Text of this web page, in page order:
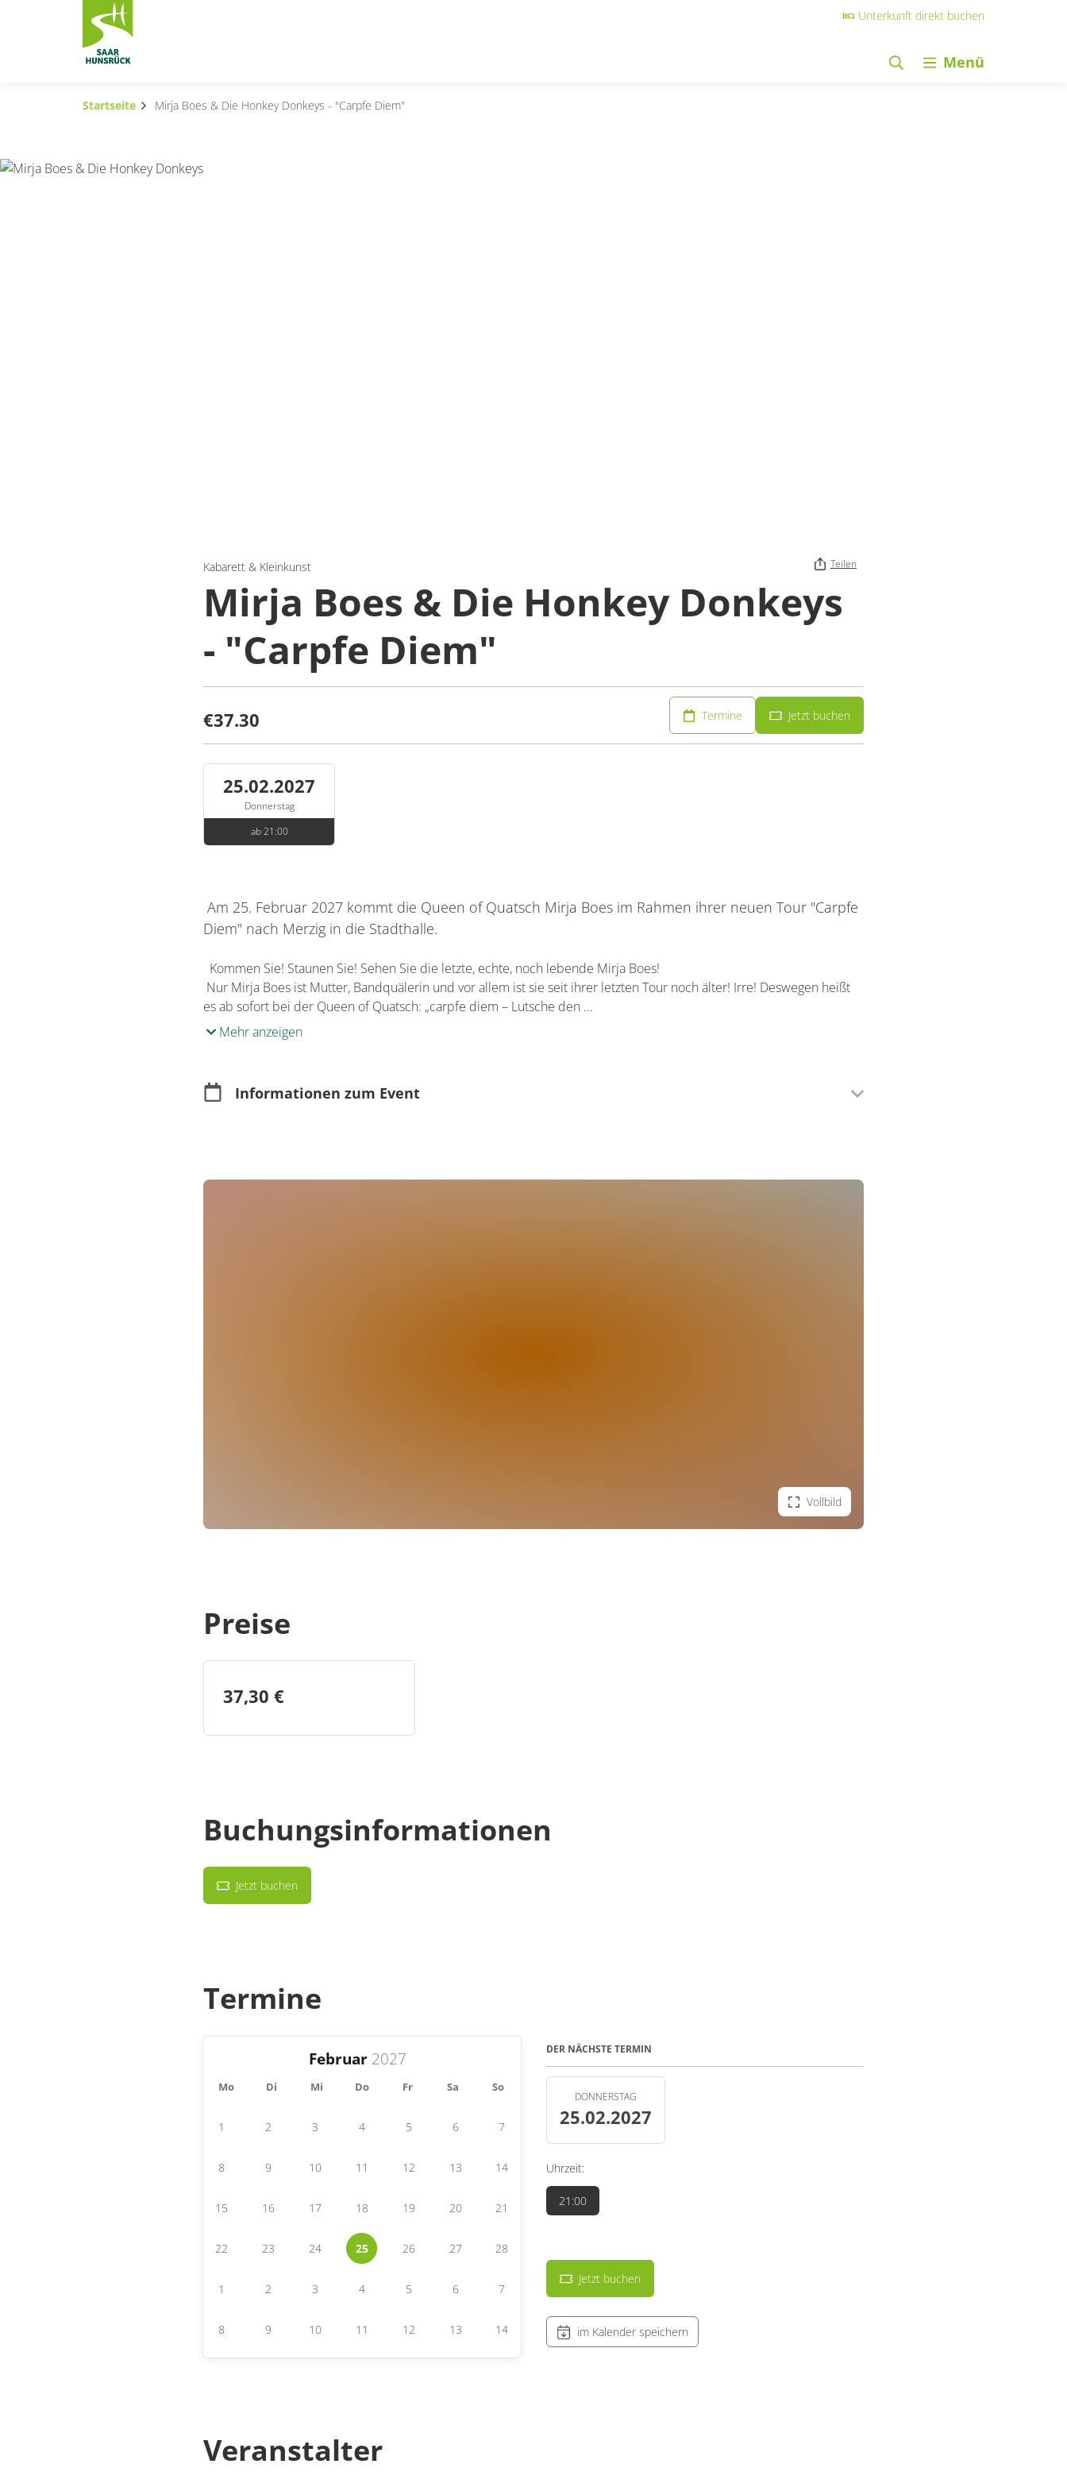
Zum Hauptinhalt springen
Unterkunft direkt buchen
Menü
Startseite Mirja Boes & Die Honkey Donkeys - "Carpfe Diem"
Kabarett & Kleinkunst Teilen
Mirja Boes & Die Honkey Donkeys
- "Carpfe Diem"
€37.30 Termine Jetzt buchen
25.02.2027
Donnerstag
ab 21:00
Am 25. Februar 2027 kommt die Queen of Quatsch Mirja Boes im Rahmen ihrer neuen Tour "Carpfe
Diem" nach Merzig in die Stadthalle.
Kommen Sie! Staunen Sie! Sehen Sie die letzte, echte, noch lebende Mirja Boes!
Nur Mirja Boes ist Mutter, Bandquälerin und vor allem ist sie seit ihrer letzten Tour noch älter! Irre! Deswegen heißt
es ab sofort bei der Queen of Quatsch: „carpfe diem – Lutsche den …
Mehr anzeigen
Informationen zum Event
Vollbild
Preise
37,30 €
Buchungsinformationen
Jetzt buchen
Termine
Februar
Mo Di Mi Do Fr Sa So
1 2 3 4 5 6 7
8 9 10 11 12 13 14
15 16 17 18 19 20 21
22 23 24 25 26 27 28
1 2 3 4 5 6 7
8 9 10 11 12 13 14
DER NÄCHSTE TERMIN
DONNERSTAG
25.02.2027
Uhrzeit:
21:00
Jetzt buchen
im Kalender speichern
Veranstalter